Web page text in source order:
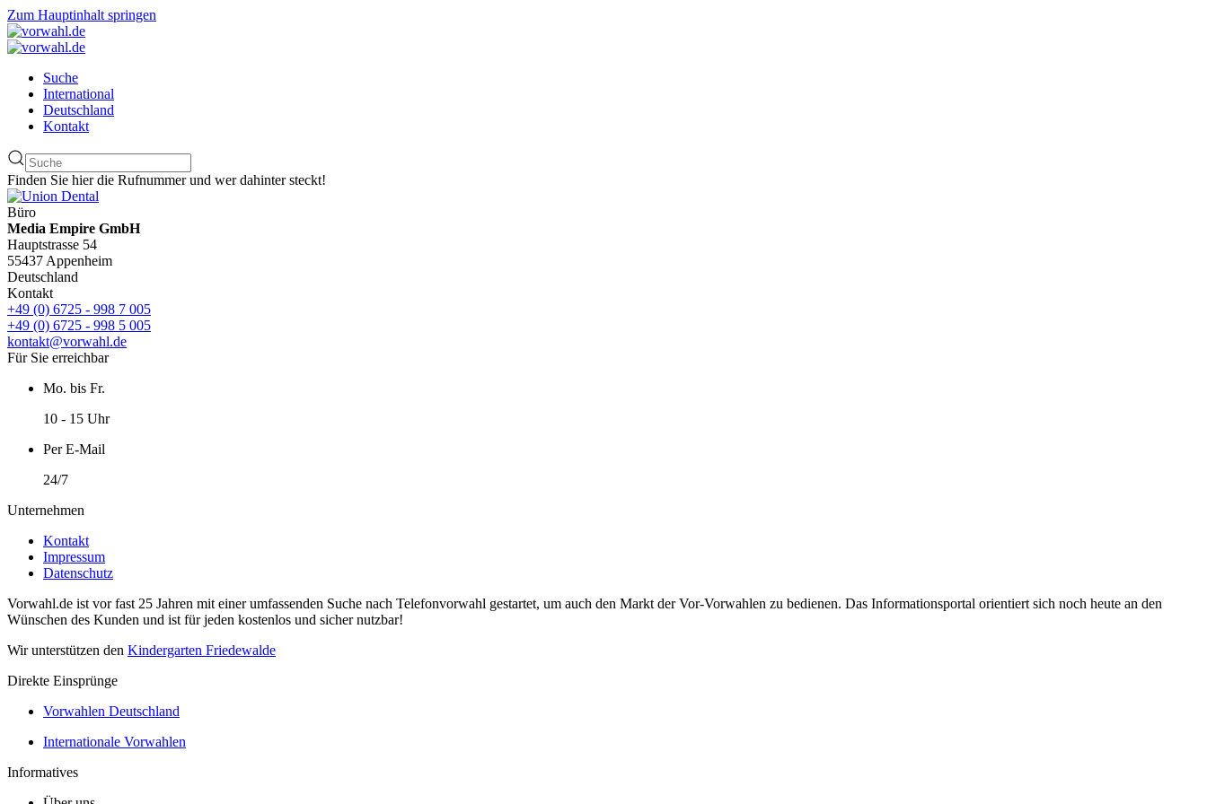
Zum Hauptinhalt springen
Suche
International
Deutschland
Kontakt
Finden Sie hier die Rufnummer und wer dahinter steckt!
Büro
Media Empire GmbH
Hauptstrasse 54
55437 Appenheim
Deutschland
Kontakt
+49 (0) 6725 - 998 7 005
+49 (0) 6725 - 998 5 005
kontakt@vorwahl.de
Für Sie erreichbar
Mo. bis Fr.
10 - 15 Uhr
Per E-Mail
24/7
Unternehmen
Kontakt
Impressum
Datenschutz
Vorwahl.de ist vor fast 25 Jahren mit einer umfassenden Suche nach Telefonvorwahl gestartet, um auch den Markt der Vor-Vorwahlen zu bedienen. Das Informationsportal orientiert sich noch heute an den
Wünschen des Kunden und ist für jeden kostenlos und sicher nutzbar!
Wir unterstützen den Kindergarten Friedewalde
Direkte Einsprünge
Vorwahlen Deutschland
Internationale Vorwahlen
Informatives